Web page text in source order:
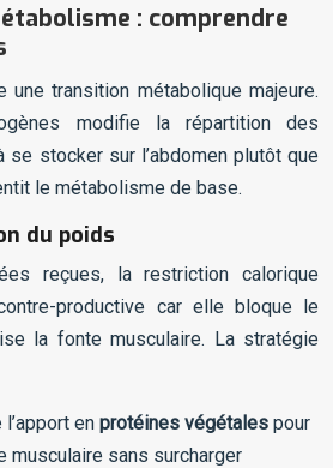
: comprendre
une transition métabolique majeure.
modifie la répartition des
se stocker sur l’abdomen plutôt que
le métabolisme de base.
du poids
reçues, la restriction calorique
productive car elle bloque le
la fonte musculaire. La stratégie
l’apport en protéines végétales pour
musculaire sans surcharger